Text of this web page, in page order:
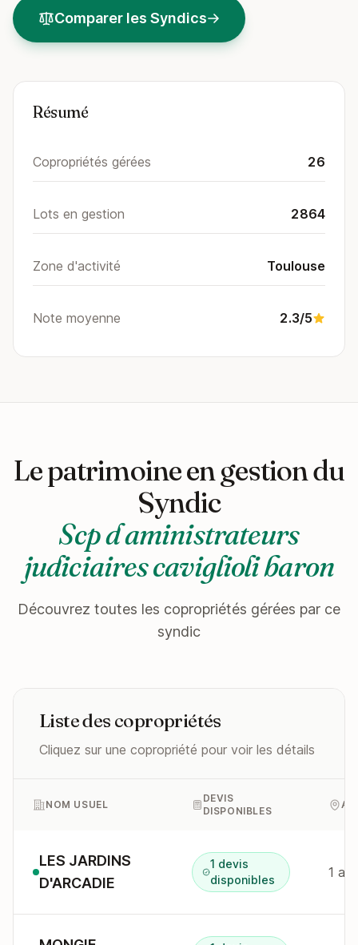
Comparer les Syndics
Résumé
Copropriétés gérées 26
Lots en gestion 2864
Zone d'activité Toulouse
Note moyenne 2.3/5
Le patrimoine en gestion du
Syndic
Scp d aministrateurs
judiciaires caviglioli baron
Découvrez toutes les copropriétés gérées par ce
syndic
Liste des copropriétés
Cliquez sur une copropriété pour voir les détails
NOM USUEL
DEVIS
DISPONIBLES
LES JARDINS
D'ARCADIE
1 devis
disponibles
1 all